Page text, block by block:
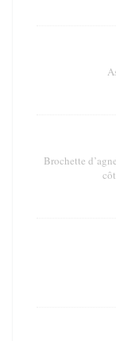
Brochette